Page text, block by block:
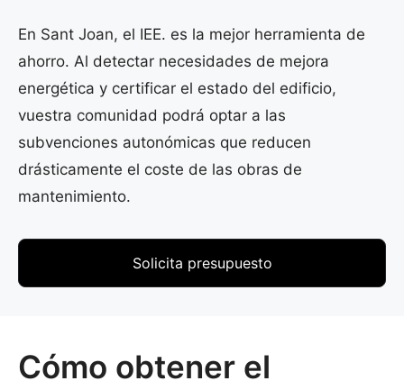
En Sant Joan, el IEE. es la mejor herramienta de
ahorro. Al detectar necesidades de mejora
energética y certificar el estado del edificio,
vuestra comunidad podrá optar a las
subvenciones autonómicas que reducen
drásticamente el coste de las obras de
mantenimiento.
Solicita presupuesto
Cómo obtener el